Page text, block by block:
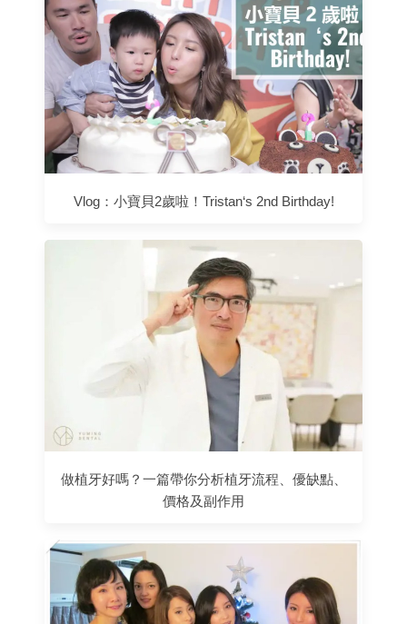
Vlog：小寶貝2歲啦！Tristan‘s 2nd Birthday!
做植牙好嗎？一篇帶你分析植牙流程、優缺點、
價格及副作用